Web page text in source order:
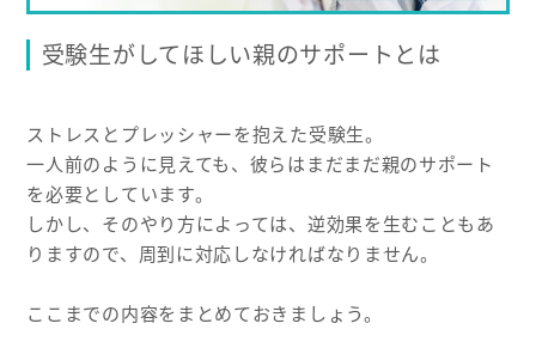
受験生がしてほしい親のサポートとは
ストレスとプレッシャーを抱えた受験生。
一人前のように見えても、彼らはまだまだ親のサポート
を必要としています。
しかし、そのやり方によっては、逆効果を生むこともあ
りますので、周到に対応しなければなりません。
ここまでの内容をまとめておきましょう。